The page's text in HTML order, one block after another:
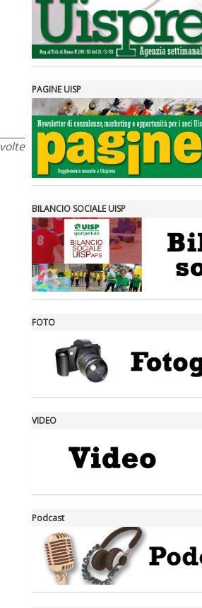
PAGINE UISP
BILANCIO SOCIALE UISP
FOTO
VIDEO
Podcast